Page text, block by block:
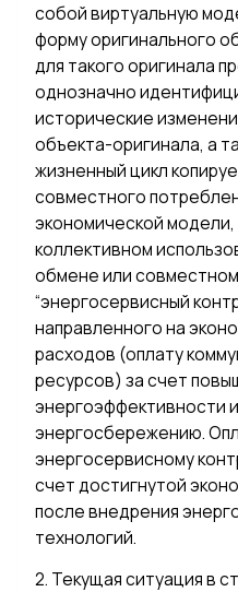
собой виртуальную
форму оригинального
для такого оригинала
однозначно
исторические
объекта-оригинала, а
жизненный цикл
совместного
экономической
коллективном
обмене или
“энергосервисный
направленного на
расходов (оплату
ресурсов) за счет
энергоэффективности
энергосбережению.
энергосервисному
счет достигнутой
после внедрения
технологий.
2. Текущая ситуация в